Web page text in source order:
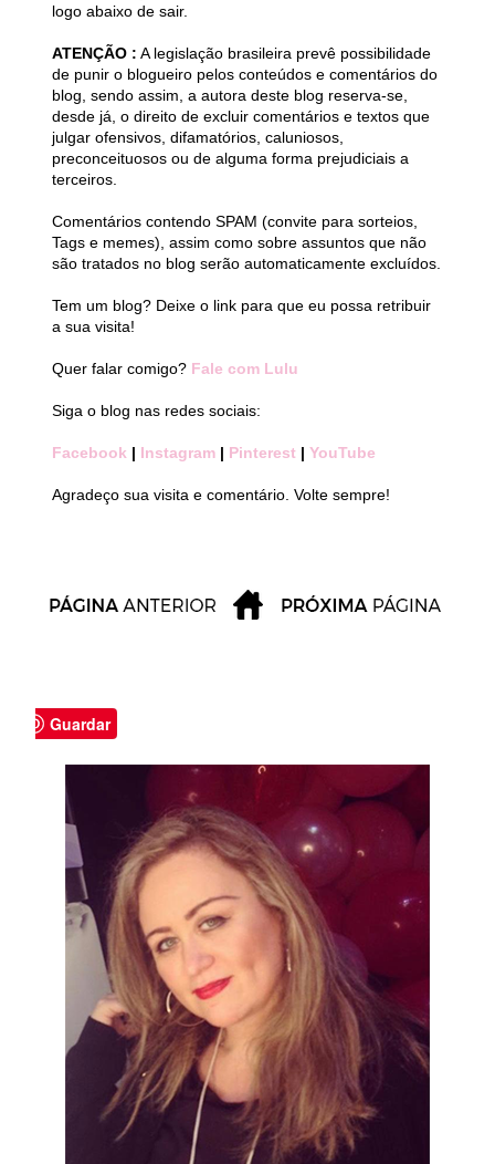
logo abaixo de sair.
ATENÇÃO : A legislação brasileira prevê possibilidade
de punir o blogueiro pelos conteúdos e comentários do
blog, sendo assim, a autora deste blog reserva-se,
desde já, o direito de excluir comentários e textos que
julgar ofensivos, difamatórios, caluniosos,
preconceituosos ou de alguma forma prejudiciais a
terceiros.
Comentários contendo SPAM (convite para sorteios,
Tags e memes), assim como sobre assuntos que não
são tratados no blog serão automaticamente excluídos.
Tem um blog? Deixe o link para que eu possa retribuir
a sua visita!
Quer falar comigo? Fale com Lulu
Siga o blog nas redes sociais:
Facebook | Instagram | Pinterest | YouTube
Agradeço sua visita e comentário. Volte sempre!
Guardar